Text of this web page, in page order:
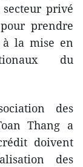
privé
prendre
la mise en
du
des
Thang a
doivent
des